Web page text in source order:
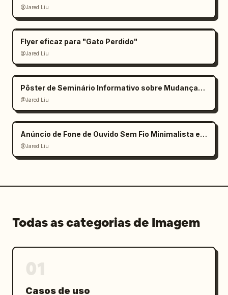
@Jared Liu
Flyer eficaz para "Gato Perdido"
@Jared Liu
Pôster de Seminário Informativo sobre Mudanças Climáticas
@Jared Liu
Anúncio de Fone de Ouvido Sem Fio Minimalista e Elegante
@Jared Liu
Todas as categorias de Imagem
Casos de uso